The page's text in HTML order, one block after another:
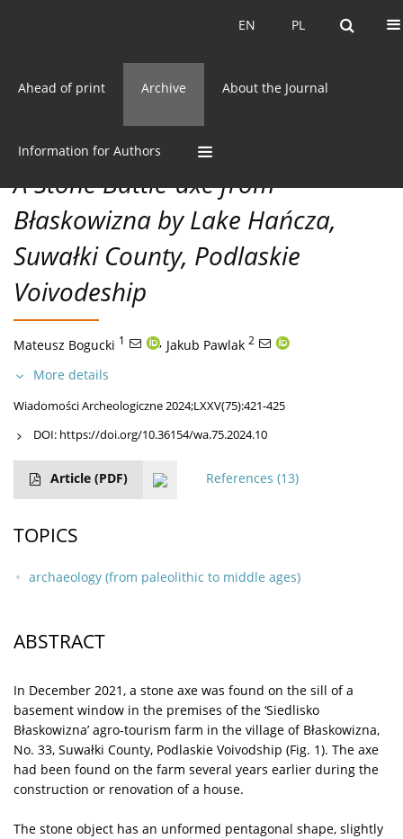
PL
EN PL
EN
Ahead of print Archive About the Journal
Information for Authors
75/2024 vol. LXXV
CC BY-NC 3.0 Poland
A Stone Battle-axe from
Błaskowizna by Lake Hańcza,
Suwałki County, Podlaskie
Voivodeship
Mateusz Bogucki 1 , Jakub Pawlak 2
More details
Wiadomości Archeologiczne 2024;LXXV(75):421-425
DOI: https://doi.org/10.36154/wa.75.2024.10
Article (PDF) References (13)
TOPICS
archaeology (from paleolithic to middle ages)
ABSTRACT
In December 2021, a stone axe was found on the sill of a
basement window in the premises of the ‘Siedlisko
Błaskowizna’ agro-tourism farm in the village of Błaskowizna,
No. 33, Suwałki County, Podlaskie Voivodship (Fig. 1). The axe
had been found on the farm several years earlier during the
construction or renovation of a house.
The stone object has an unformed pentagonal shape, slightly